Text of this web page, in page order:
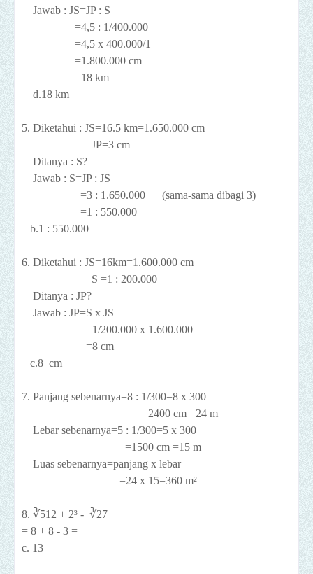
Jawab : JS=JP : S
=4,5 : 1/400.000
=4,5 x 400.000/1
=1.800.000 cm
=18 km
d.18 km
5. Diketahui : JS=16.5 km=1.650.000 cm
JP=3 cm
Ditanya : S?
Jawab : S=JP : JS
=3 : 1.650.000 (sama-sama dibagi 3)
=1 : 550.000
b.1 : 550.000
6. Diketahui : JS=16km=1.600.000 cm
S =1 : 200.000
Ditanya : JP?
Jawab : JP=S x JS
=1/200.000 x 1.600.000
=8 cm
c.8 cm
7. Panjang sebenarnya=8 : 1/300=8 x 300
=2400 cm =24 m
Lebar sebenarnya=5 : 1/300=5 x 300
=1500 cm =15 m
Luas sebenarnya=panjang x lebar
=24 x 15=360 m²
8. ∛512 + 2³ - ∛27
= 8 + 8 - 3 =
c. 13